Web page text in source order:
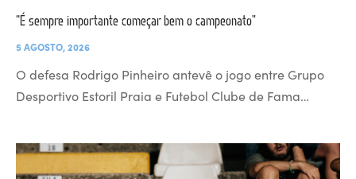
“É sempre importante começar bem o campeonato”
5 AGOSTO, 2026
O defesa Rodrigo Pinheiro antevê o jogo entre Grupo
Desportivo Estoril Praia e Futebol Clube de Fama…